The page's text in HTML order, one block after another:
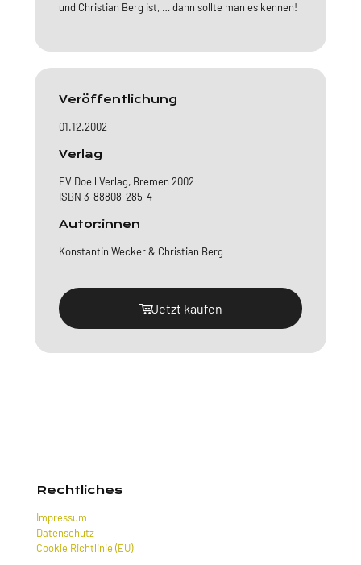
und Christian Berg ist, … dann sollte man es kennen!
Veröffentlichung
01.12.2002
Verlag
EV Doell Verlag, Bremen 2002
ISBN 3-88808-285-4
Autor:innen
Konstantin Wecker & Christian Berg
Jetzt kaufen
Rechtliches
Impressum
Datenschutz
Cookie Richtlinie (EU)